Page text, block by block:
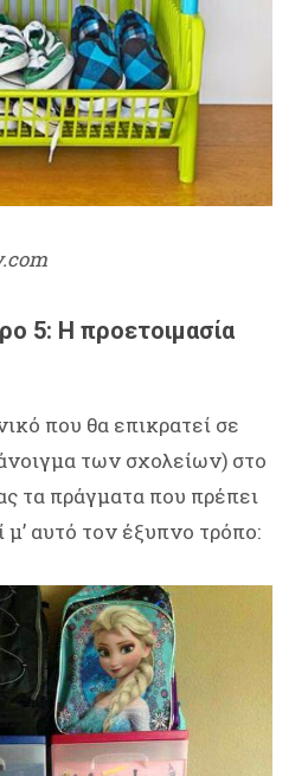
5: Η προετοιμασία
που θα επικρατεί σε
των σχολείων) στο
τα πράγματα που πρέπει
μ’ αυτό τον έξυπνο τρόπο: